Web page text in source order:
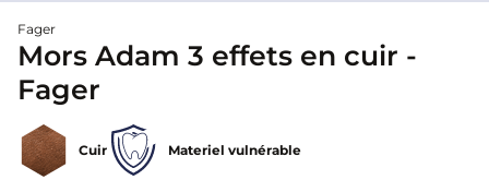
Fager
Mors Adam 3 effets en cuir -
Fager
Cuir Materiel vulnérable